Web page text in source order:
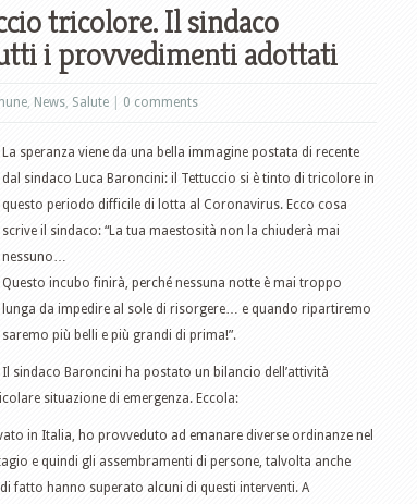
tricolore. Il sindaco
i provvedimenti adottati
, News, Salute 0 comments
La speranza viene da una bella immagine postata di recente
dal sindaco Luca Baroncini: il Tettuccio si è tinto di tricolore in
questo periodo difficile di lotta al Coronavirus. Ecco cosa
scrive il sindaco: “La tua maestosità non la chiuderà mai
nessuno…
Questo incubo finirà, perché nessuna notte è mai troppo
lunga da impedire al sole di risorgere… e quando ripartiremo
saremo più belli e più grandi di prima!”.
Il sindaco Baroncini ha postato un bilancio dell’attività
situazione di emergenza. Eccola:
in Italia, ho provveduto ad emanare diverse ordinanze nel
e quindi gli assembramenti di persone, talvolta anche
fatto hanno superato alcuni di questi interventi. A